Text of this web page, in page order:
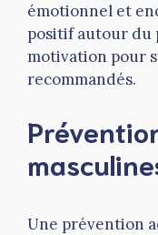
émotionnel et
positif autour du
motivation pour
recommandés.
Une prévention